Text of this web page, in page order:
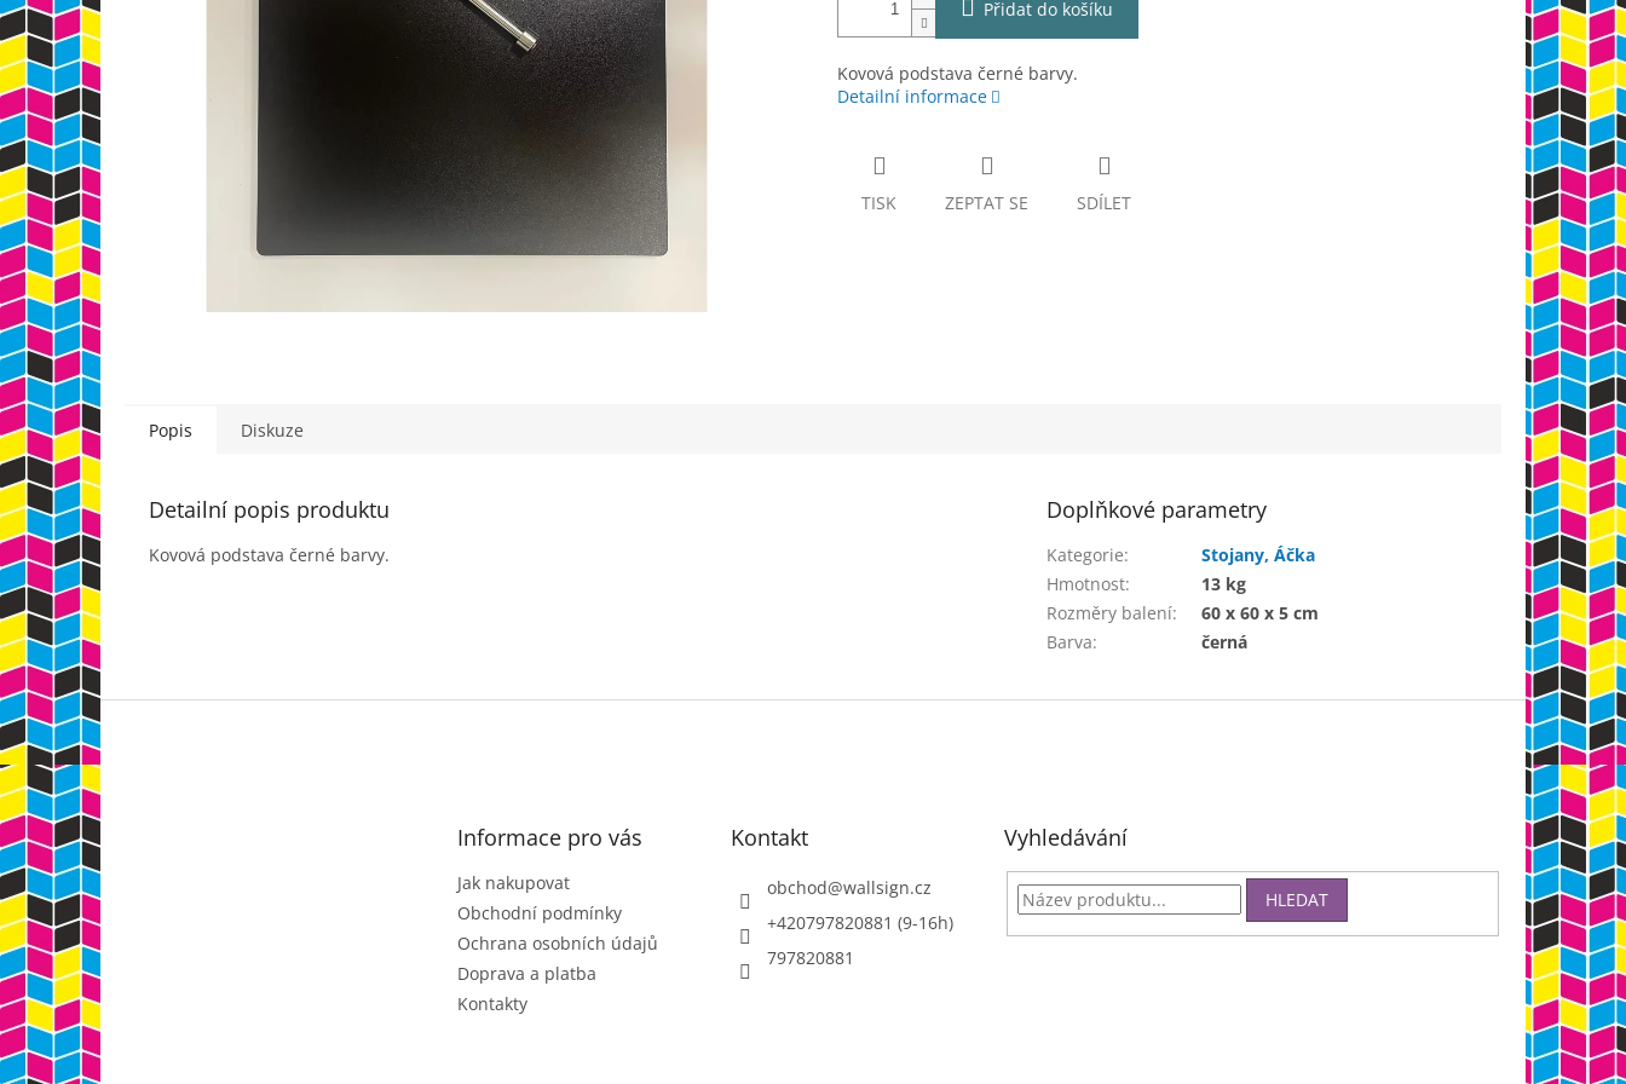
Přidat do košíku
Kovová podstava černé barvy.
Detailní informace
TISK ZEPTAT SE SDÍLET
Popis Diskuze
Detailní popis produktu
Kovová podstava černé barvy.
Doplňkové parametry
Kategorie:
Stojany, Áčka
Hmotnost:
13 kg
Rozměry balení:
60 x 60 x 5 cm
Barva: černá
Z
á
p
a
t
í
Informace pro vás
Jak nakupovat
Obchodní podmínky
Ochrana osobních údajů
Doprava a platba
Kontakty
Kontakt
obchod@wallsign.cz
+420797820881 (9-16h)
797820881
Vyhledávání
HLEDAT